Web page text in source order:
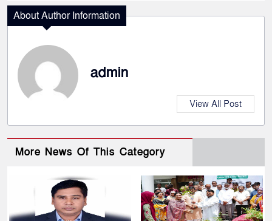
About Author Information
admin
View All Post
More News Of This Category